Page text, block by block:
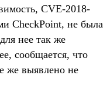
CVE-2018-
CheckPoint, не была
для нее так же
сообщается, что
же выявлено не